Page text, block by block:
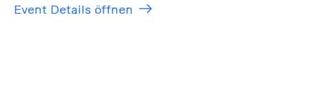
Event Details öffnen